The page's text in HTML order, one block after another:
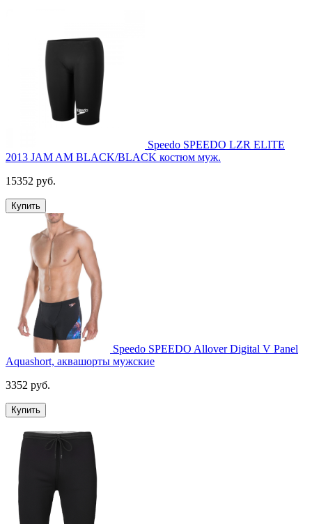
Speedo SPEEDO LZR ELITE
2013 JAM AM BLACK/BLACK костюм муж.
15352 руб.
Купить
Speedo SPEEDO Allover Digital V Panel
Aquashort, аквашорты мужские
3352 руб.
Купить